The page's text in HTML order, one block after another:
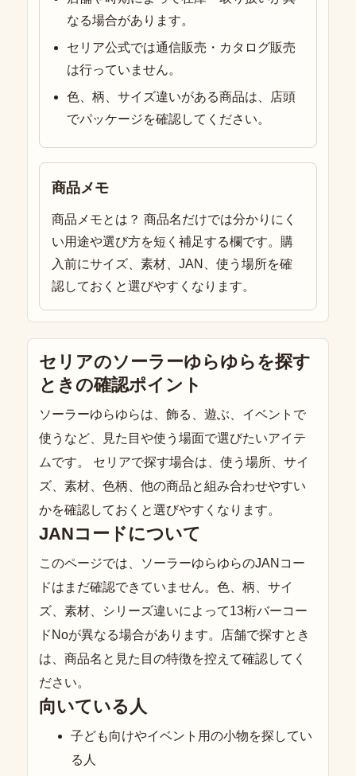
なる場合があります。
セリア公式では通信販売・カタログ販売
は行っていません。
色、柄、サイズ違いがある商品は、店頭
でパッケージを確認してください。
商品メモ
商品メモとは？ 商品名だけでは分かりにく
い用途や選び方を短く補足する欄です。購
入前にサイズ、素材、JAN、使う場所を確
認しておくと選びやすくなります。
セリアのソーラーゆらゆらを探す
ときの確認ポイント
ソーラーゆらゆらは、飾る、遊ぶ、イベントで
使うなど、見た目や使う場面で選びたいアイテ
ムです。 セリアで探す場合は、使う場所、サイ
ズ、素材、色柄、他の商品と組み合わせやすい
かを確認しておくと選びやすくなります。
JANコードについて
このページでは、ソーラーゆらゆらのJANコー
ドはまだ確認できていません。色、柄、サイ
ズ、素材、シリーズ違いによって13桁バーコー
ドNoが異なる場合があります。店舗で探すとき
は、商品名と見た目の特徴を控えて確認してく
ださい。
向いている人
子ども向けやイベント用の小物を探してい
る人